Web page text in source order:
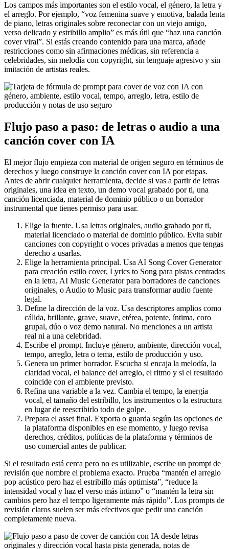
Los campos más importantes son el estilo vocal, el género, la letra y
el arreglo. Por ejemplo, “voz femenina suave y emotiva, balada lenta
de piano, letras originales sobre reconectar con un viejo amigo,
verso delicado y estribillo amplio” es más útil que “haz una canción
cover viral”. Si estás creando contenido para una marca, añade
restricciones como sin afirmaciones médicas, sin referencia a
celebridades, sin melodía con copyright, sin lenguaje agresivo y sin
imitación de artistas reales.
Flujo paso a paso: de letras o audio a una
canción cover con IA
El mejor flujo empieza con material de origen seguro en términos de
derechos y luego construye la canción cover con IA por etapas.
Antes de abrir cualquier herramienta, decide si vas a partir de letras
originales, una idea en texto, un demo vocal grabado por ti, una
canción licenciada, material de dominio público o un borrador
instrumental que tienes permiso para usar.
Elige la fuente. Usa letras originales, audio grabado por ti,
material licenciado o material de dominio público. Evita subir
canciones con copyright o voces privadas a menos que tengas
derecho a usarlas.
Elige la herramienta principal. Usa AI Song Cover Generator
para creación estilo cover, Lyrics to Song para pistas centradas
en la letra, AI Music Generator para borradores de canciones
originales, o Audio to Music para transformar audio fuente
legal.
Define la dirección de la voz. Usa descriptores amplios como
cálida, brillante, grave, suave, etérea, potente, íntima, coro
grupal, dúo o voz demo natural. No menciones a un artista
real ni a una celebridad.
Escribe el prompt. Incluye género, ambiente, dirección vocal,
tempo, arreglo, letra o tema, estilo de producción y uso.
Genera un primer borrador. Escucha si encaja la melodía, la
claridad vocal, el balance del arreglo, el ritmo y si el resultado
coincide con el ambiente previsto.
Refina una variable a la vez. Cambia el tempo, la energía
vocal, el tamaño del estribillo, los instrumentos o la estructura
en lugar de reescribirlo todo de golpe.
Prepara el asset final. Exporta o guarda según las opciones de
la plataforma disponibles en ese momento, y luego revisa
derechos, créditos, políticas de la plataforma y términos de
uso comercial antes de publicar.
Si el resultado está cerca pero no es utilizable, escribe un prompt de
revisión que nombre el problema exacto. Prueba “mantén el arreglo
pop acústico pero haz el estribillo más optimista”, “reduce la
intensidad vocal y haz el verso más íntimo” o “mantén la letra sin
cambios pero haz el tempo ligeramente más rápido”. Los prompts de
revisión claros suelen ser más efectivos que pedir una canción
completamente nueva.